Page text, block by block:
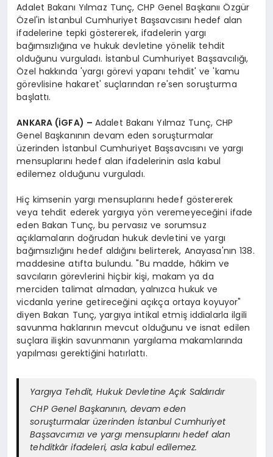
Adalet Bakanı Yılmaz Tunç, CHP Genel Başkanıı Özgür
Özel'in İstanbul Cumhuriyet Başsavcısını hedef alan
ifadelerine tepki göstererek, ifadelerin yargı
bağımsızlığına ve hukuk devletine yönelik tehdit
olduğunu vurguladı. İstanbul Cumhuriyet Başsavcılığı,
Özel hakkında 'yargı görevi yapanı tehdit' ve 'kamu
görevlisine hakaret' suçlarından re'sen soruşturma
başlattı.
ANKARA (İGFA) – Adalet Bakanı Yılmaz Tunç, CHP
Genel Başkanının devam eden soruşturmalar
üzerinden İstanbul Cumhuriyet Başsavcısını ve yargı
mensuplarını hedef alan ifadelerinin asla kabul
edilemez olduğunu vurguladı.
Hiç kimsenin yargı mensuplarını hedef göstererek
veya tehdit ederek yargıya yön veremeyeceğini ifade
eden Bakan Tunç, bu pervasız ve sorumsuz
açıklamaların doğrudan hukuk devletini ve yargı
bağımsızlığını hedef aldığını belirterek, Anayasa'nın 138.
maddesine atıfta bulundu. "Bu madde, hâkim ve
savcıların görevlerini hiçbir kişi, makam ya da
merciden talimat almadan, yalnızca hukuk ve
vicdanla yerine getireceğini açıkça ortaya koyuyor"
diyen Bakan Tunç, yargıya intikal etmiş iddialarla ilgili
savunma haklarının mevcut olduğunu ve isnat edilen
suçlara ilişkin savunmanın yargılama makamlarında
yapılması gerektiğini hatırlattı.
Yargıya Tehdit, Hukuk Devletine Açık Saldırıdır
CHP Genel Başkanının, devam eden
soruşturmalar üzerinden İstanbul Cumhuriyet
Başsavcımızı ve yargı mensuplarını hedef alan
tehditkâr ifadeleri, asla kabul edilemez.